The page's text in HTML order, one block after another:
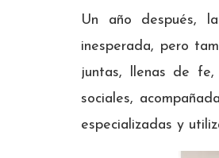
Un año después,
inesperada, pero
juntas, llenas de
sociales,
especializadas y